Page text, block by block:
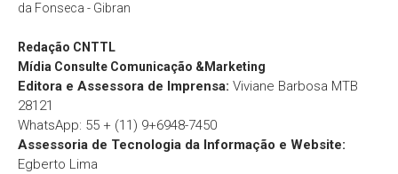
da Fonseca - Gibran
Redação CNTTL
Mídia Consulte Comunicação &Marketing
Editora e Assessora de Imprensa: Viviane Barbosa MTB
28121
WhatsApp: 55 + (11) 9+6948-7450
Assessoria de Tecnologia da Informação e Website:
Egberto Lima